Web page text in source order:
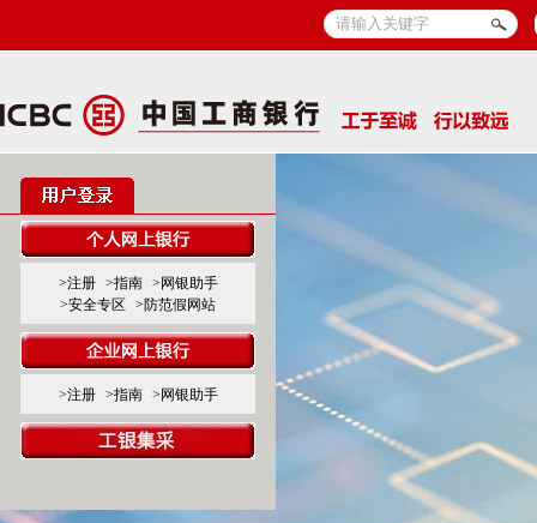
>注册 >指南
>网银助手
>安全专区
>防范假网站
>注册 >指南 >网银助手